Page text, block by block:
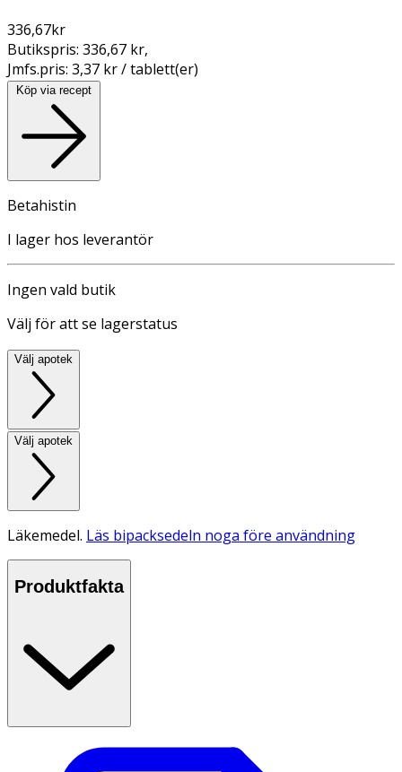
336,67kr
Butikspris: 336,67 kr,
Jmfs.pris: 3,37 kr / tablett(er)
Köp via recept
Betahistin
I lager hos leverantör
Ingen vald butik
Välj för att se lagerstatus
Välj apotek
Välj apotek
Läkemedel. Läs bipacksedeln noga före användning
Produktfakta